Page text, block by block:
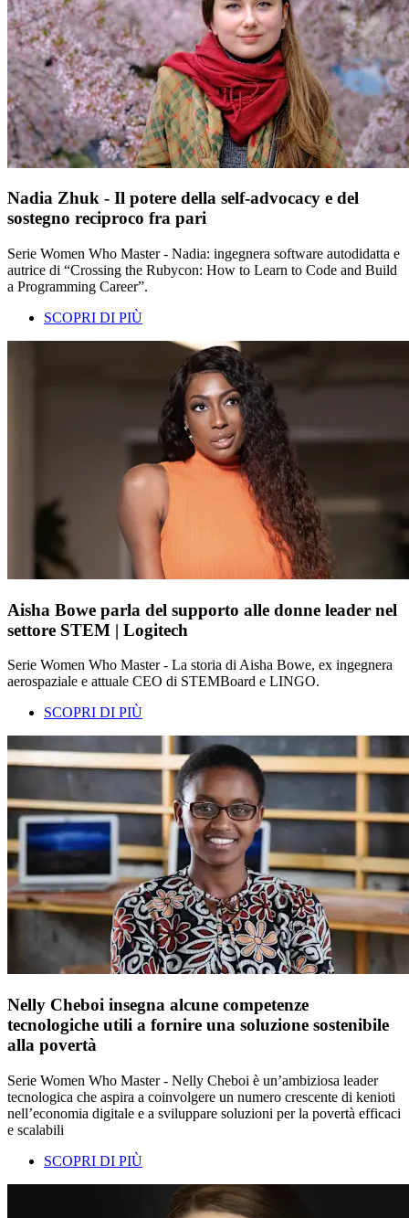
Nadia Zhuk - Il potere della self-advocacy e del
sostegno reciproco fra pari
Serie Women Who Master - Nadia: ingegnera software autodidatta e
autrice di “Crossing the Rubycon: How to Learn to Code and Build
a Programming Career”.
SCOPRI DI PIÙ
Aisha Bowe parla del supporto alle donne leader nel
settore STEM | Logitech
Serie Women Who Master - La storia di Aisha Bowe, ex ingegnera
aerospaziale e attuale CEO di STEMBoard e LINGO.
SCOPRI DI PIÙ
Nelly Cheboi insegna alcune competenze
tecnologiche utili a fornire una soluzione sostenibile
alla povertà
Serie Women Who Master - Nelly Cheboi è un’ambiziosa leader
tecnologica che aspira a coinvolgere un numero crescente di kenioti
nell’economia digitale e a sviluppare soluzioni per la povertà efficaci
e scalabili
SCOPRI DI PIÙ